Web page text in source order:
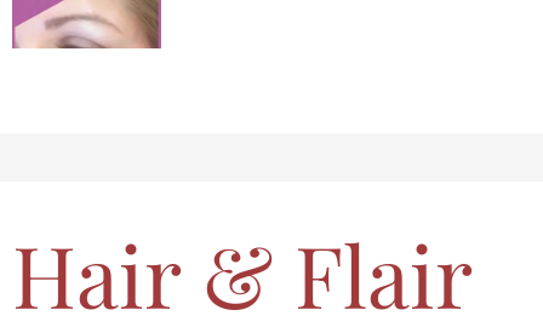
Hair & Flair